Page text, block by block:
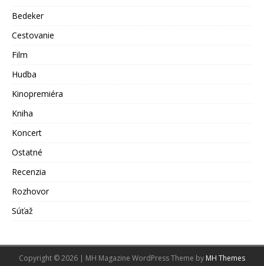
Bedeker
Cestovanie
Film
Hudba
Kinopremiéra
Kniha
Koncert
Ostatné
Recenzia
Rozhovor
Súťaž
Copyright © 2026 | MH Magazine WordPress Theme by MH Themes